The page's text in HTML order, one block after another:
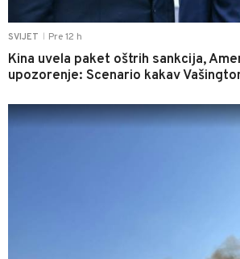
SVIJET Pre 12 h
Kina uvela paket oštrih sankcija,
upozorenje: Scenario kakav